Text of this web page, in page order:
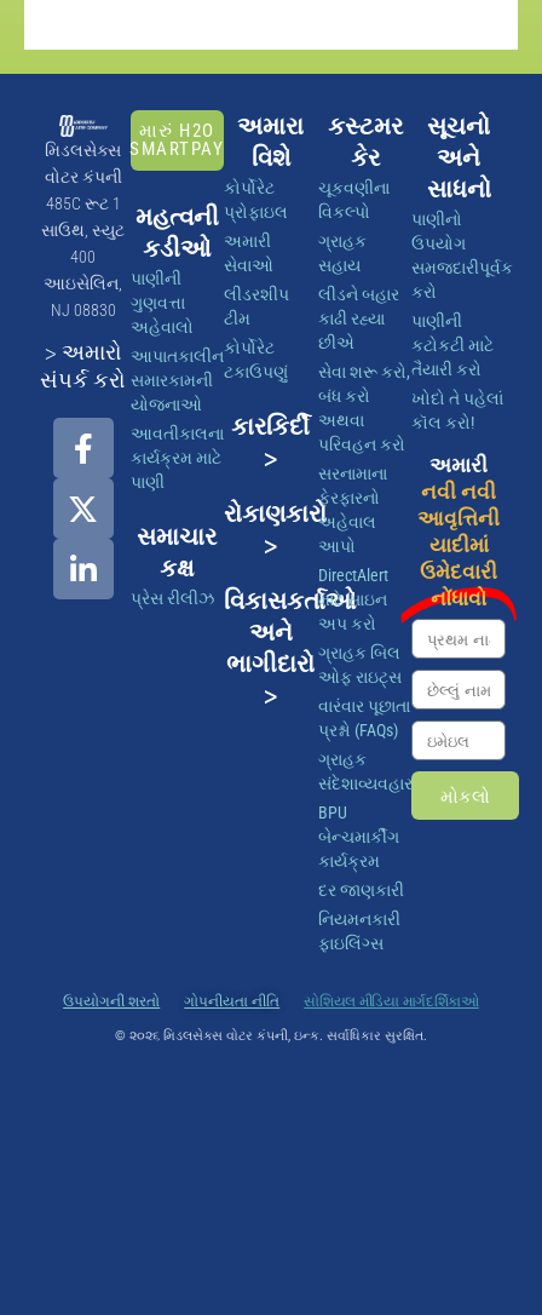
મિડલસેક્સ
વોટર કંપની
485C રૂટ 1
સાઉથ, સ્યુટ
400
આઇસેલિન,
NJ 08830
> અમારો
સંપર્ક કરો
મારું H2O
SMARTPAY
મહત્વની
કડીઓ
પાણીની
ગુણવત્તા
અહેવાલો
આપાતકાલીન
સમારકામની
યોજનાઓ
આવતીકાલના
કાર્યક્રમ માટે
પાણી
સમાચાર
કક્ષ
પ્રેસ રીલીઝ
અમારા
વિશે
કોર્પોરેટ
પ્રોફાઇલ
અમારી
સેવાઓ
લીડરશીપ
ટીમ
કોર્પોરેટ
ટકાઉપણું
કારકિર્દી
>
રોકાણકારો
>
વિકાસકર્તાઓ
અને
ભાગીદારો
>
કસ્ટમર
કેર
ચૂકવણીના
વિકલ્પો
ગ્રાહક
સહાય
લીડને બહાર
કાઢી રહ્યા
છીએ
સેવા શરૂ કરો,
બંધ કરો
અથવા
પરિવહન કરો
સરનામાના
ફેરફારનો
અહેવાલ
આપો
DirectAlert
માટે સાઇન
અપ કરો
ગ્રાહક બિલ
ઓફ રાઇટ્સ
વારંવાર પૂછાતા
પ્રશ્નો (FAQs)
ગ્રાહક
સંદેશાવ્યવહાર
BPU
બેન્ચમાર્કીંગ
કાર્યક્રમ
દર જાણકારી
નિયમનકારી
ફાઇલિંગ્સ
સૂચનો
અને
સાધનો
પાણીનો
ઉપયોગ
સમજદારીપૂર્વક
કરો
પાણીની
કટોકટી માટે
તૈયારી કરો
ખોદો તે પહેલાં
કૉલ કરો!
અમારી
નવી નવી
આવૃત્તિની
યાદીમાં
ઉમેદવારી
નોંધાવો
મોકલો
ઉપયોગની શરતો ગોપનીયતા નીતિ સોશિયલ મીડિયા માર્ગદર્શિકાઓ
© ૨૦૨૬ મિડલસેક્સ વોટર કંપની, ઇન્ક. સર્વાધિકાર સુરક્ષિત.